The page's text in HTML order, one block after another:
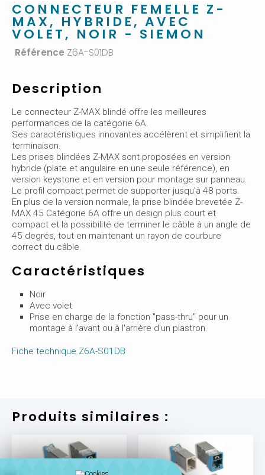
CONNECTEUR FEMELLE Z-
MAX, HYBRIDE, AVEC
VOLET, NOIR - SIEMON
Référence Z6A-S01DB
Description
Le connecteur Z-MAX blindé offre les meilleures
performances de la catégorie 6A.
Ses caractéristiques innovantes accélèrent et simplifient la
terminaison.
Les prises blindées Z-MAX sont proposées en version
hybride (plate et angulaire en une seule référence), en
version keystone et en version pour montage sur panneau.
Le profil compact permet de supporter jusqu'à 48 ports.
En plus de la version normale, la prise blindée brevetée Z-
MAX 45 Catégorie 6A offre un design plus court et
compact et la possibilité de terminer le câble à un angle de
45 degrés, tout en maintenant un rayon de courbure
correct du câble.
Caractéristiques
Noir
Avec volet
Prise en charge de la fonction "pass-thru" pour un
montage à l'avant ou à l'arrière d'un plastron.
Fiche technique Z6A-S01DB
Produits similaires :